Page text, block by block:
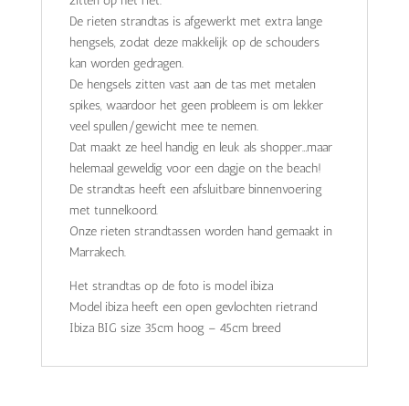
De rieten strandtas is afgewerkt met extra lange
hengsels, zodat deze makkelijk op de schouders
kan worden gedragen.
De hengsels zitten vast aan de tas met metalen
spikes, waardoor het geen probleem is om lekker
veel spullen/gewicht mee te nemen.
Dat maakt ze heel handig en leuk als shopper…maar
helemaal geweldig voor een dagje on the beach!
De strandtas heeft een afsluitbare binnenvoering
met tunnelkoord.
Onze rieten strandtassen worden hand gemaakt in
Marrakech.
Het strandtas op de foto is model ibiza
Model ibiza heeft een open gevlochten rietrand
Ibiza BIG size 35cm hoog – 45cm breed